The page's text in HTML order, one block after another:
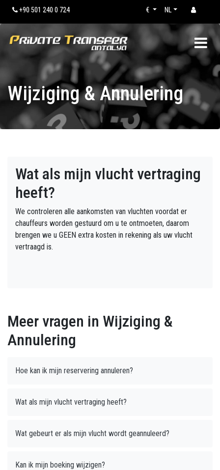
+90 501 240 0 724 NL
€
Wijziging & Annulering
Wat als mijn vlucht vertraging
heeft?
We controleren alle aankomsten van vluchten voordat er
chauffeurs worden gestuurd om u te ontmoeten, daarom
brengen we u GEEN extra kosten in rekening als uw vlucht
vertraagd is.
Meer vragen in Wijziging &
Annulering
Hoe kan ik mijn reservering annuleren?
Wat als mijn vlucht vertraging heeft?
Wat gebeurt er als mijn vlucht wordt geannuleerd?
Kan ik mijn boeking wijzigen?